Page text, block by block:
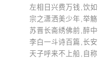
左相日兴费万钱,饮如长
宗之潇洒美少年,举觞白
苏晋长斋绣佛前,醉中
李白一斗诗百篇,长安
天子呼来不上船,自称